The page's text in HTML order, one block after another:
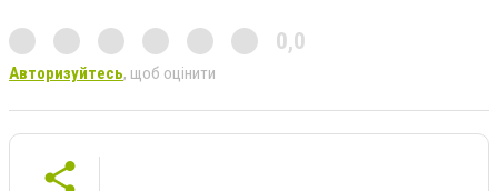
0,0
Авторизуйтесь, щоб оцінити